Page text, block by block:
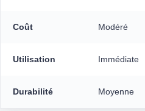
Coût Modéré
Utilisation Immédiate
Durabilité Moyenne